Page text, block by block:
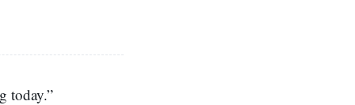
today.”